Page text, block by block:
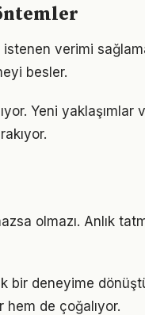
verimi
besler.
Yeni yaklaşımlar
olmazı. Anlık
bir deneyime
hem de çoğalıyor.